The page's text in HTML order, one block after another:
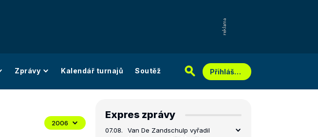
Zprávy Kalendář turnajů Soutěž Přihlášení
2006
Expres zprávy
07.08.
Van De Zandschulp vyřadil